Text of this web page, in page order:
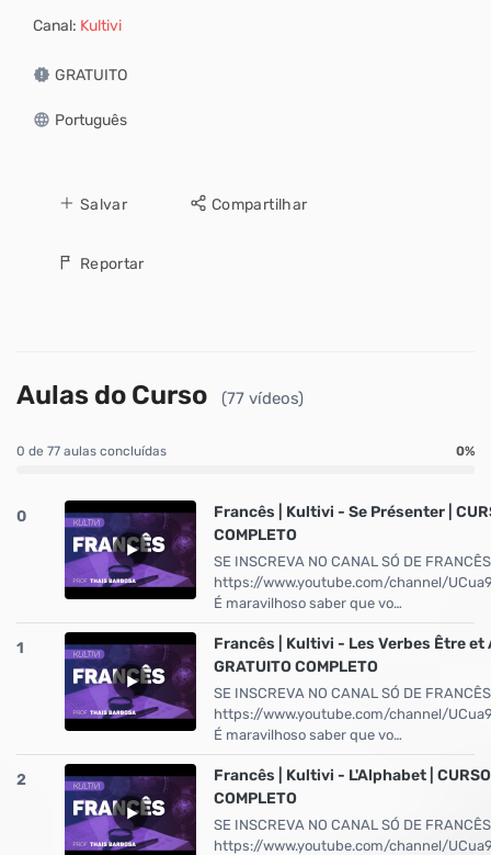
Canal: Kultivi
GRATUITO
Português
Salvar Compartilhar
Reportar
Aulas do Curso (77 vídeos)
0 de 77 aulas concluídas 0%
0
Francês | Kultivi - Se Présenter |
COMPLETO
SE INSCREVA NO CANAL SÓ DE
https://www.youtube.com/channel/
É maravilhoso saber que vo…
1
Francês | Kultivi - Les Verbes Être et
GRATUITO COMPLETO
SE INSCREVA NO CANAL SÓ DE
https://www.youtube.com/channel/
É maravilhoso saber que vo…
2
Francês | Kultivi - L'Alphabet | CURSO
COMPLETO
SE INSCREVA NO CANAL SÓ DE
https://www.youtube.com/channel/